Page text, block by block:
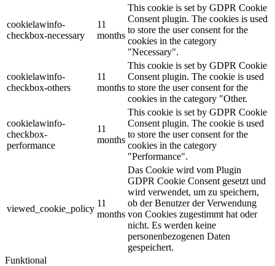
cookielawinfo-
checkbox-necessary
11
months
This cookie is set by GDPR Cookie
Consent plugin. The cookies is used
to store the user consent for the
cookies in the category
"Necessary".
cookielawinfo-
checkbox-others
11
months
This cookie is set by GDPR Cookie
Consent plugin. The cookie is used
to store the user consent for the
cookies in the category "Other.
cookielawinfo-
checkbox-
performance
11
months
This cookie is set by GDPR Cookie
Consent plugin. The cookie is used
to store the user consent for the
cookies in the category
"Performance".
viewed_cookie_policy
11
months
Das Cookie wird vom Plugin
GDPR Cookie Consent gesetzt und
wird verwendet, um zu speichern,
ob der Benutzer der Verwendung
von Cookies zugestimmt hat oder
nicht. Es werden keine
personenbezogenen Daten
gespeichert.
Funktional